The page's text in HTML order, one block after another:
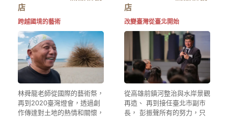
店
跨越國境的藝術
林舜龍老師從國際的藝術祭，
再到2020臺灣燈會，透過創
作傳達對土地的熱情和關懷，
店
改變臺灣從臺北開始
從高雄前鎮河整治與水岸景觀
再造、 再到接任臺北市副市
長， 彭振聲所有的努力，只